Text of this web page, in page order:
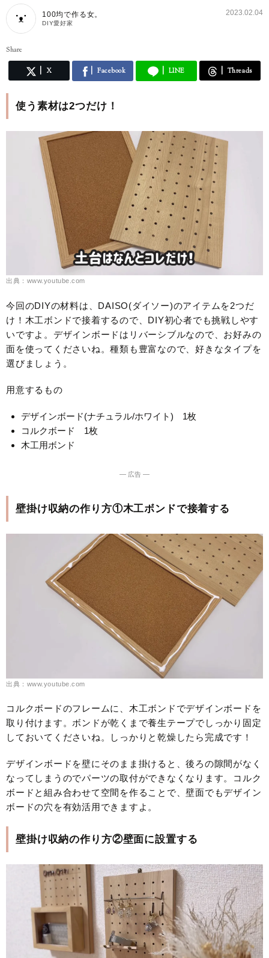
100均で作る女。
DIY愛好家
2023.02.04
Share
X Facebook LINE Threads
使う素材は2つだけ！
出典：www.youtube.com
今回のDIYの材料は、DAISO(ダイソー)のアイテムを2つだ
け！木工ボンドで接着するので、DIY初心者でも挑戦しやす
いですよ。デザインボードはリバーシブルなので、お好みの
面を使ってくださいね。種類も豊富なので、好きなタイプを
選びましょう。
用意するもの
デザインボード(ナチュラル/ホワイト) 1枚
コルクボード 1枚
木工用ボンド
― 広告 ―
壁掛け収納の作り方①木工ボンドで接着する
出典：www.youtube.com
コルクボードのフレームに、木工ボンドでデザインボードを
取り付けます。ボンドが乾くまで養生テープでしっかり固定
しておいてくださいね。しっかりと乾燥したら完成です！
デザインボードを壁にそのまま掛けると、後ろの隙間がなく
なってしまうのでパーツの取付ができなくなります。コルク
ボードと組み合わせて空間を作ることで、壁面でもデザイン
ボードの穴を有効活用できますよ。
壁掛け収納の作り方②壁面に設置する